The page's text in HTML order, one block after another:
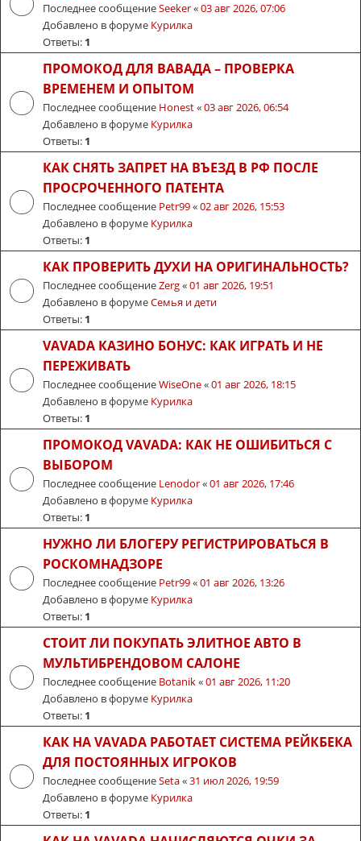
Последнее сообщениеSeeker«03 авг 2026, 07:06
Добавлено в форуме Курилка
Ответы: 1
ПРОМОКОД ДЛЯ ВАВАДА – ПРОВЕРКА
ВРЕМЕНЕМ И ОПЫТОМ
Последнее сообщение Honest«03 авг 2026, 06:54
Добавлено в форуме Курилка
Ответы: 1
КАК СНЯТЬ ЗАПРЕТ НА ВЪЕЗД В РФ ПОСЛЕ
ПРОСРОЧЕННОГО ПАТЕНТА
Последнее сообщение Petr99«02 авг 2026, 15:53
Добавлено в форуме Курилка
Ответы: 1
КАК ПРОВЕРИТЬ ДУХИ НА ОРИГИНАЛЬНОСТЬ?
Последнее сообщениеZerg«01 авг 2026, 19:51
Добавлено в форумеСемья и дети
Ответы: 1
VAVADA КАЗИНО БОНУС: КАК ИГРАТЬ И НЕ
ПЕРЕЖИВАТЬ
Последнее сообщениеWiseOne«01 авг 2026, 18:15
Добавлено в форуме Курилка
Ответы: 1
ПРОМОКОД VAVADA: КАК НЕ ОШИБИТЬСЯ С
ВЫБОРОМ
Последнее сообщение Lenodor«01 авг 2026, 17:46
Добавлено в форуме Курилка
Ответы: 1
НУЖНО ЛИ БЛОГЕРУ РЕГИСТРИРОВАТЬСЯ В
РОСКОМНАДЗОРЕ
Последнее сообщение Petr99«01 авг 2026, 13:26
Добавлено в форуме Курилка
Ответы: 1
СТОИТ ЛИ ПОКУПАТЬ ЭЛИТНОЕ АВТО В
МУЛЬТИБРЕНДОВОМ САЛОНЕ
Последнее сообщение Botanik«01 авг 2026, 11:20
Добавлено в форуме Курилка
Ответы: 1
КАК НА VAVADA РАБОТАЕТ СИСТЕМА РЕЙКБЕКА
ДЛЯ ПОСТОЯННЫХ ИГРОКОВ
Последнее сообщениеSeta«31 июл 2026, 19:59
Добавлено в форуме Курилка
Ответы: 1